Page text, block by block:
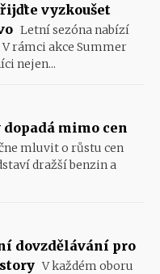
vyzkoušet
Letní sezóna nabízí
rámci akce Summer
nejen...
mimo cen
mluvit o růstu cen
dražší benzin a
dovzdělávání pro
V každém oboru